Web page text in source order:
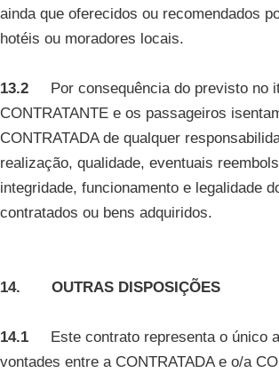
ainda que oferecidos ou recomendados
hotéis ou moradores locais.
13.2
Por consequência do previsto no
CONTRATANTE e os passageiros
CONTRATADA de qualquer
realização, qualidade, eventuais
integridade, funcionamento e legalidade
contratados ou bens adquiridos.
14. OUTRAS DISPOSIÇÕES
14.1
Este contrato representa o único
vontades entre a CONTRATADA e o/a